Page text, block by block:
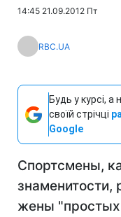
14:45 21.09.2012 Пт
RBC.UA
Будь у курсі, а
своїй стрічці
Google
Спортсмены,
знаменитости,
жены "простых